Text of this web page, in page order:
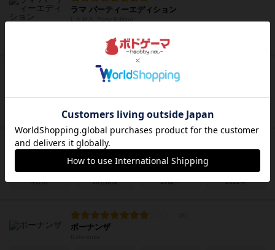
ラマ パーティーエディション
20分前後
詠み人知らず
Kyoto Other World Tour
4人用 90分前後 15歳～ 2022年
ボーナンザ